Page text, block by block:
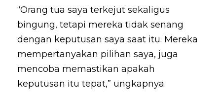
“Orang tua saya terkejut sekaligus
bingung, tetapi mereka tidak senang
dengan keputusan saya saat itu. Mereka
mempertanyakan pilihan saya, juga
mencoba memastikan apakah
keputusan itu tepat,” ungkapnya.